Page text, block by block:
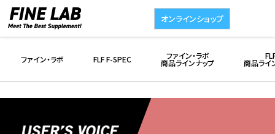
オンラインショップ
ファイン・ラボ FLF F-SPEC ファイン・ラボ
商品ラインナップ 商品ライ